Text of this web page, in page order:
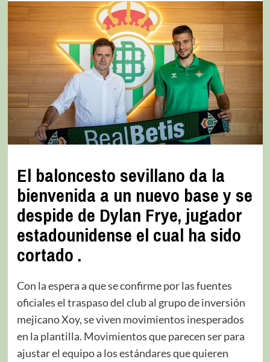
El baloncesto sevillano da la
bienvenida a un nuevo base y se
despide de Dylan Frye, jugador
estadounidense el cual ha sido
cortado .
Con la espera a que se confirme por las fuentes
oficiales el traspaso del club al grupo de inversión
mejicano Xoy, se viven movimientos inesperados
en la plantilla. Movimientos que parecen ser para
ajustar el equipo a los estándares que quieren